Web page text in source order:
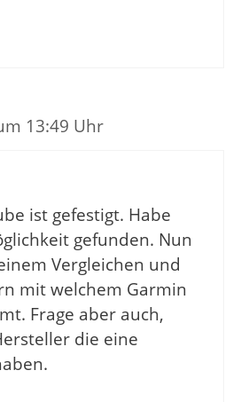
13:49 Uhr
ist gefestigt. Habe
gefunden. Nun
Vergleichen und
mit welchem Garmin
Frage aber auch,
die eine